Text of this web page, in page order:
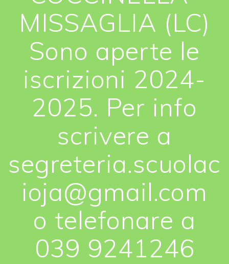
MISSAGLIA (LC)
Sono aperte le
iscrizioni 2024-
2025. Per info
scrivere a
segreteria.scuolac
ioja@gmail.com
o telefonare a
039 9241246